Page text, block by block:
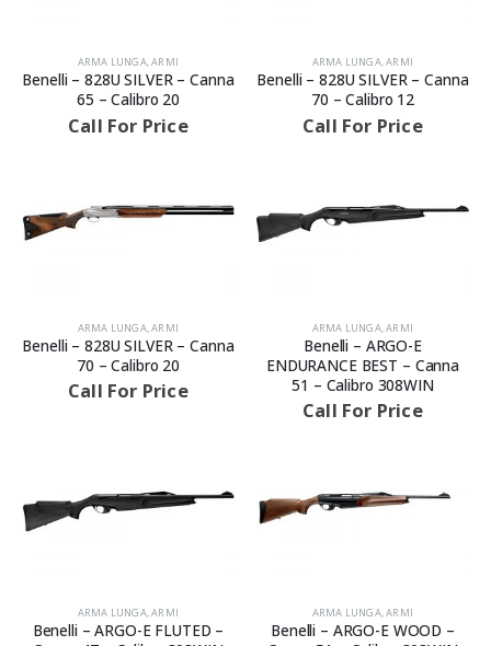
ARMA LUNGA,ARMI
Benelli – 828U SILVER – Canna
65 – Calibro 20
Call For Price
ARMA LUNGA,ARMI
Benelli – 828U SILVER – Canna
70 – Calibro 12
Call For Price
ARMA LUNGA,ARMI
Benelli – 828U SILVER – Canna
70 – Calibro 20
Call For Price
ARMA LUNGA,ARMI
Benelli – ARGO-E
ENDURANCE BEST – Canna
51 – Calibro 308WIN
Call For Price
ARMA LUNGA,ARMI
Benelli – ARGO-E FLUTED –
ARMA LUNGA,ARMI
Benelli – ARGO-E WOOD –